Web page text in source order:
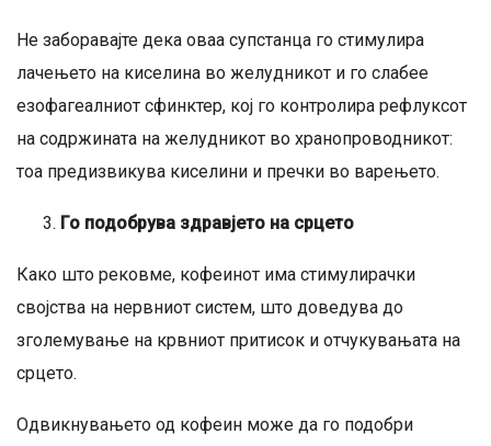
Не заборавајте дека оваа супстанца го стимулира
лачењето на киселина во желудникот и го слабее
езофагеалниот сфинктер, кој го контролира рефлуксот
на содржината на желудникот во хранопроводникот:
тоа предизвикува киселини и пречки во варењето.
Го подобрува здравјето на срцето
Како што рековме, кофеинот има стимулирачки
својства на нервниот систем, што доведува до
зголемување на крвниот притисок и отчукувањата на
срцето.
Одвикнувањето од кофеин може да го подобри